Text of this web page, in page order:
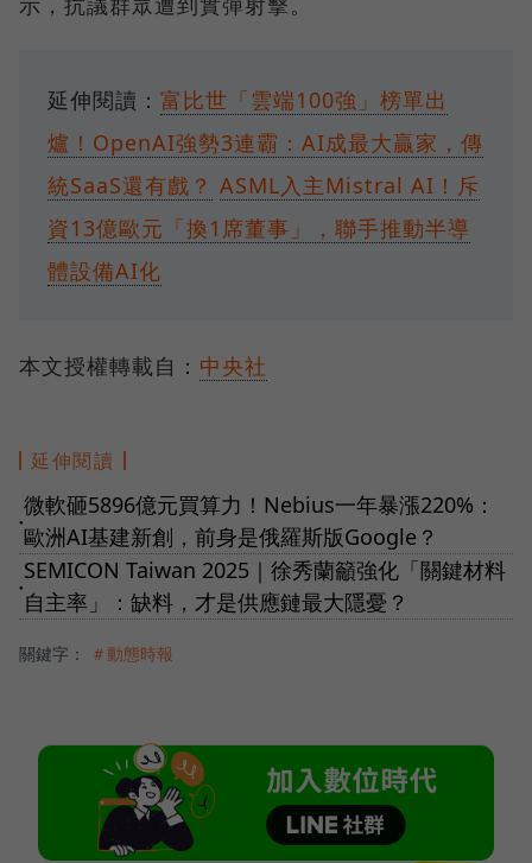
延伸閱讀： 富比世「雲端100強」榜單出
爐！OpenAI強勢3連霸：AI成最大贏家，傳
統SaaS還有戲？ ASML入主Mistral AI！斥
資13億歐元「換1席董事」，聯手推動半導
體設備AI化
本文授權轉載自： 中央社
延伸閱讀
●
微軟砸5896億元買算力！Nebius一年暴漲220%：
歐洲AI基建新創，前身是俄羅斯版Google？
●
SEMICON Taiwan 2025｜徐秀蘭籲強化「關鍵材料
自主率」：缺料，才是供應鏈最大隱憂？
關鍵字： ＃動態時報